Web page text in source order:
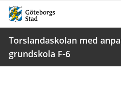
Torslandaskolan med
grundskola F-6